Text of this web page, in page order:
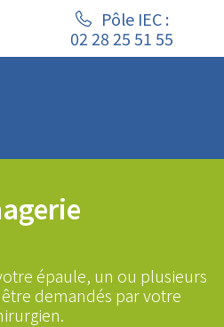
Pôle IEC :
02 28 25 51 55
épaule, un ou plusieurs
demandés par votre